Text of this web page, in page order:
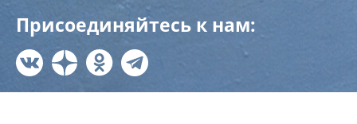
Присоединяйтесь к нам: